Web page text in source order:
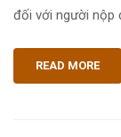
đối với người nộp
READ MORE